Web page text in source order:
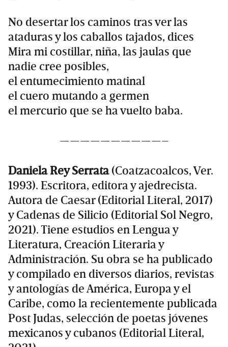
No desertar los caminos tras ver las
ataduras y los caballos tajados, dices
Mira mi costillar, niña, las jaulas que
nadie cree posibles,
el entumecimiento matinal
el cuero mutando a germen
el mercurio que se ha vuelto baba.
——————————–
Daniela Rey Serrata(Coatzacoalcos, Ver.
1993). Escritora, editora y ajedrecista.
Autora de Caesar (Editorial Literal, 2017)
y Cadenas de Silicio (Editorial Sol Negro,
2021). Tiene estudios en Lengua y
Literatura, Creación Literaria y
Administración. Su obra se ha publicado
y compilado en diversos diarios, revistas
y antologías de América, Europa y el
Caribe, como la recientemente publicada
Post Judas, selección de poetas jóvenes
mexicanos y cubanos (Editorial Literal,